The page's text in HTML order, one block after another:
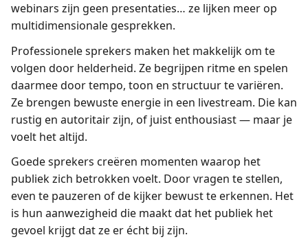
webinars zijn geen presentaties… ze lijken meer op
multidimensionale gesprekken.
Professionele sprekers maken het makkelijk om te
volgen door helderheid. Ze begrijpen ritme en spelen
daarmee door tempo, toon en structuur te variëren.
Ze brengen bewuste energie in een livestream. Die kan
rustig en autoritair zijn, of juist enthousiast — maar je
voelt het altijd.
Goede sprekers creëren momenten waarop het
publiek zich betrokken voelt. Door vragen te stellen,
even te pauzeren of de kijker bewust te erkennen. Het
is hun aanwezigheid die maakt dat het publiek het
gevoel krijgt dat ze er écht bij zijn.